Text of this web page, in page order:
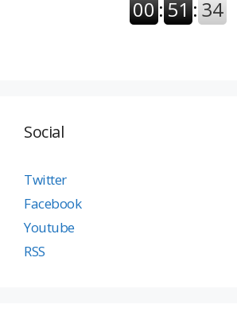
Social
Twitter
Facebook
Youtube
RSS